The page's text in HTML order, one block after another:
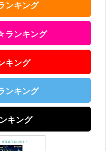
ンキング
ランキング
キング
キング
キング